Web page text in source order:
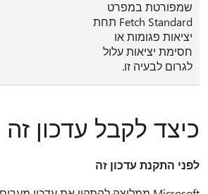
שמפורטת במפרט
Fetch Standard תחת
יציאות פגומות או
חסימת יציאות עלול
לגרום לבעיה זו.
כיצד לקבל עדכון זה
לפני התקנת עדכון זה